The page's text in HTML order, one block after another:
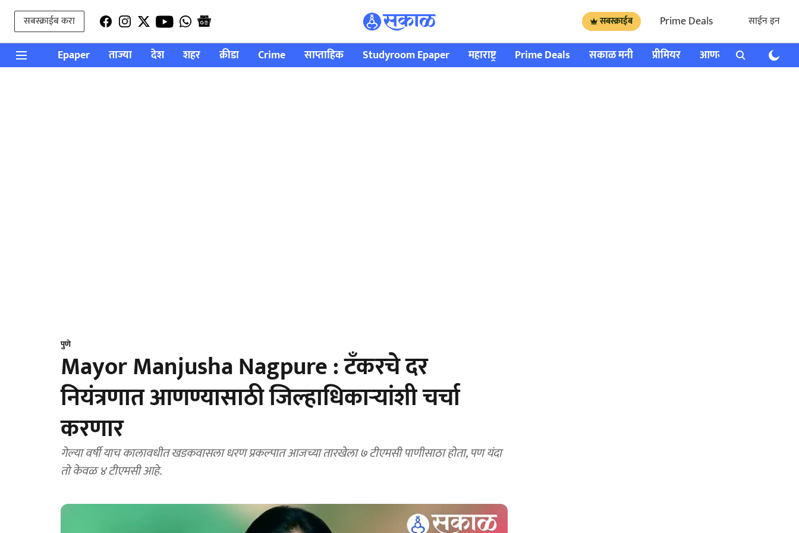
सबस्क्राईब करा सबस्क्राईब Prime Deals साईन इन
Epaper ताज्या देश शहर क्रीडा Crime साप्ताहिक Studyroom Epaper महाराष्ट्र Prime Deals सकाळ मनी प्रीमियर आणखी राशी भविष्य
पुणे
Mayor Manjusha Nagpure : टँकरचे दर
नियंत्रणात आणण्यासाठी जिल्हाधिकाऱ्यांशी चर्चा
करणार
गेल्या वर्षी याच कालावधीत खडकवासला धरण प्रकल्पात आजच्या तारखेला ७ टीएमसी पाणीसाठा होता, पण यंदा
तो केवळ ४ टीएमसी आहे.